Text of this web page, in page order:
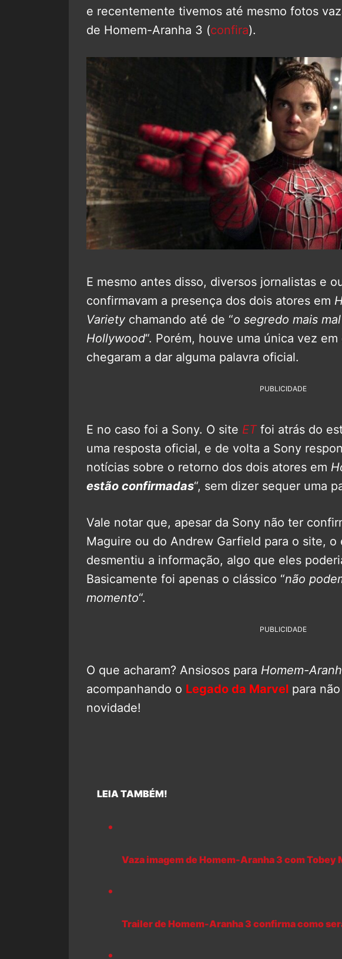
e recentemente tivemos até mesmo fotos
de Homem-Aranha 3 (confira).
E mesmo antes disso, diversos jornalistas e
confirmavam a presença dos dois atores em
Variety chamando até de “o segredo mais
Hollywood“. Porém, houve uma única vez
chegaram a dar alguma palavra oficial.
PUBLICIDADE
E no caso foi a Sony. O site ET foi atrás do
uma resposta oficial, e de volta a Sony
notícias sobre o retorno dos dois atores em
estão confirmadas“, sem dizer sequer uma
Vale notar que, apesar da Sony não ter
Maguire ou do Andrew Garfield para o site, o
desmentiu a informação, algo que eles
Basicamente foi apenas o clássico “não
momento“.
PUBLICIDADE
O que acharam? Ansiosos para Homem-
acompanhando o Legado da Marvel para
novidade!
LEIA TAMBÉM!
Vaza imagem de Homem-Aranha 3 com
Trailer de Homem-Aranha 3 confirma como